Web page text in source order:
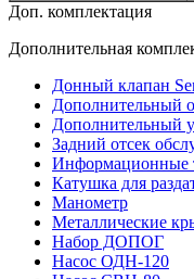
Доп. комплектация
Дополнительная
Донный клапан
Дополнительный
Дополнительный
Задний отсек
Информационные
Катушка для
Манометр
Металлические
Набор ДОПОГ
Насос ОДН-120